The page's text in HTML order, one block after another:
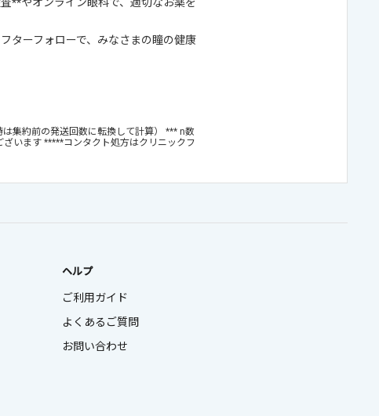
ターフォローで、みなさまの瞳の健康
集約前の発送回数に転換して計算） *** n数
います *****コンタクト処方はクリニックフ
ヘルプ
ご利用ガイド
よくあるご質問
お問い合わせ